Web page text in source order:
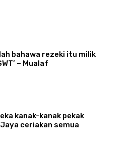
bahawa rezeki itu milik
– Mualaf
kanak-kanak pekak
ceriakan semua